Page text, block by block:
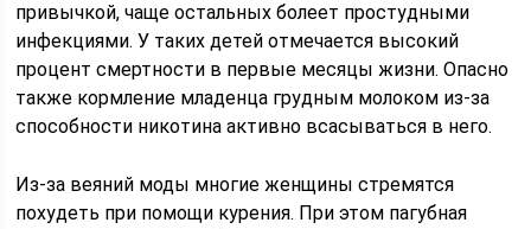
привычкой, чаще остальных болеет простудными
инфекциями. У таких детей отмечается высокий
процент смертности в первые месяцы жизни. Опасно
также кормление младенца грудным молоком из-за
способности никотина активно всасываться в него.
Из-за веяний моды многие женщины стремятся
похудеть при помощи курения. При этом пагубная